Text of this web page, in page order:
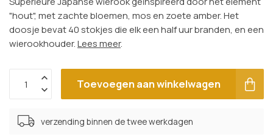
"hout", met zachte bloemen, mos en zoete amber. Het
doosje bevat 40 stokjes die elk een half uur branden, en een
wierookhouder.Lees meer.
Toevoegen aan winkelwagen
verzending binnen de twee werkdagen